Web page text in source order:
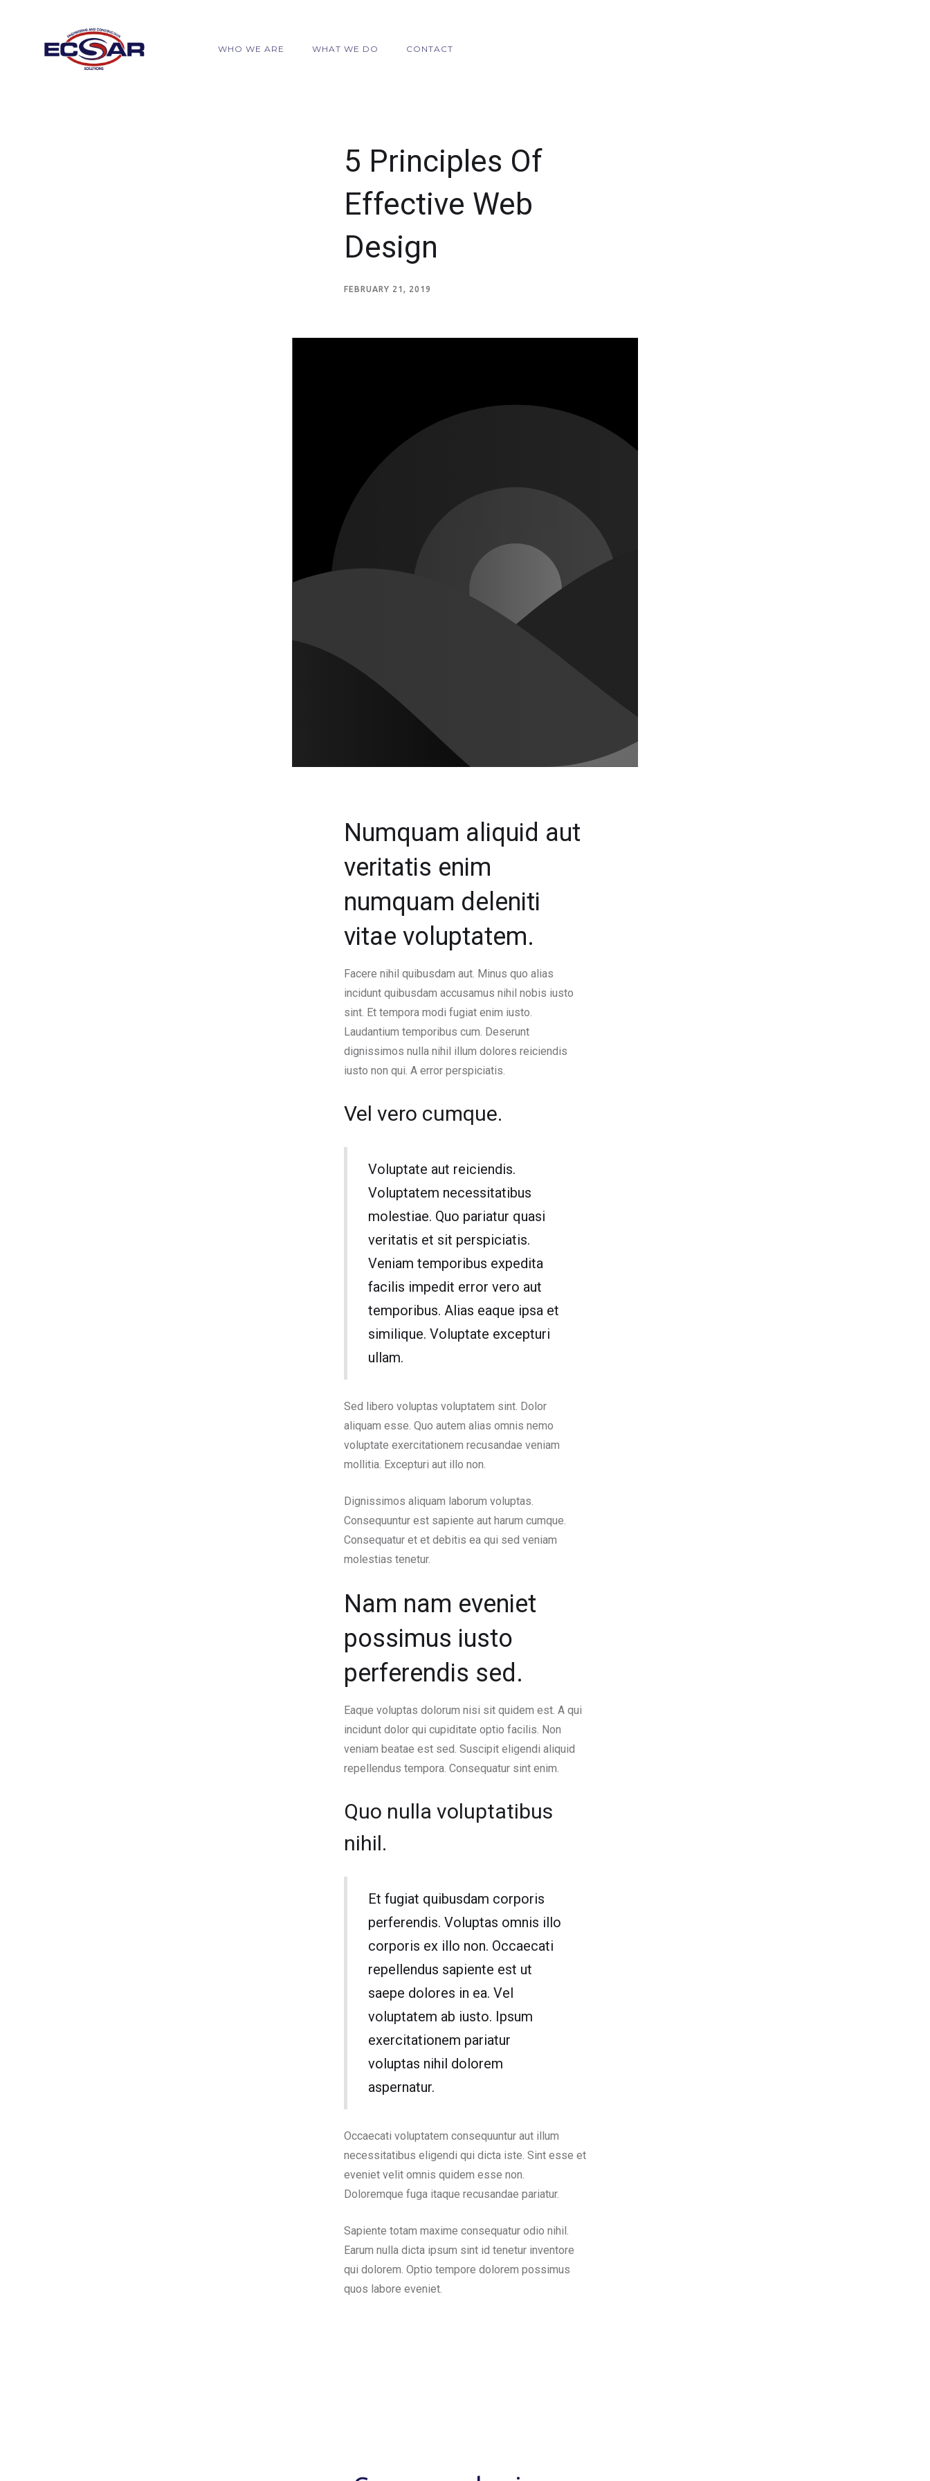
WHO WE ARE WHAT WE DO CONTACT
5 Principles Of
Effective Web
Design
FEBRUARY 21, 2019
Numquam aliquid aut
veritatis enim
numquam deleniti
vitae voluptatem.
Facere nihil quibusdam aut. Minus quo alias
incidunt quibusdam accusamus nihil nobis iusto
sint. Et tempora modi fugiat enim iusto.
Laudantium temporibus cum. Deserunt
dignissimos nulla nihil illum dolores reiciendis
iusto non qui. A error perspiciatis.
Vel vero cumque.
Voluptate aut reiciendis.
Voluptatem necessitatibus
molestiae. Quo pariatur quasi
veritatis et sit perspiciatis.
Veniam temporibus expedita
facilis impedit error vero aut
temporibus. Alias eaque ipsa et
similique. Voluptate excepturi
ullam.
Sed libero voluptas voluptatem sint. Dolor
aliquam esse. Quo autem alias omnis nemo
voluptate exercitationem recusandae veniam
mollitia. Excepturi aut illo non.
Dignissimos aliquam laborum voluptas.
Consequuntur est sapiente aut harum cumque.
Consequatur et et debitis ea qui sed veniam
molestias tenetur.
Nam nam eveniet
possimus iusto
perferendis sed.
Eaque voluptas dolorum nisi sit quidem est. A qui
incidunt dolor qui cupiditate optio facilis. Non
veniam beatae est sed. Suscipit eligendi aliquid
repellendus tempora. Consequatur sint enim.
Quo nulla voluptatibus
nihil.
Et fugiat quibusdam corporis
perferendis. Voluptas omnis illo
corporis ex illo non. Occaecati
repellendus sapiente est ut
saepe dolores in ea. Vel
voluptatem ab iusto. Ipsum
exercitationem pariatur
voluptas nihil dolorem
aspernatur.
Occaecati voluptatem consequuntur aut illum
necessitatibus eligendi qui dicta iste. Sint esse et
eveniet velit omnis quidem esse non.
Doloremque fuga itaque recusandae pariatur.
Sapiente totam maxime consequatur odio nihil.
Earum nulla dicta ipsum sint id tenetur inventore
qui dolorem. Optio tempore dolorem possimus
quos labore eveniet.